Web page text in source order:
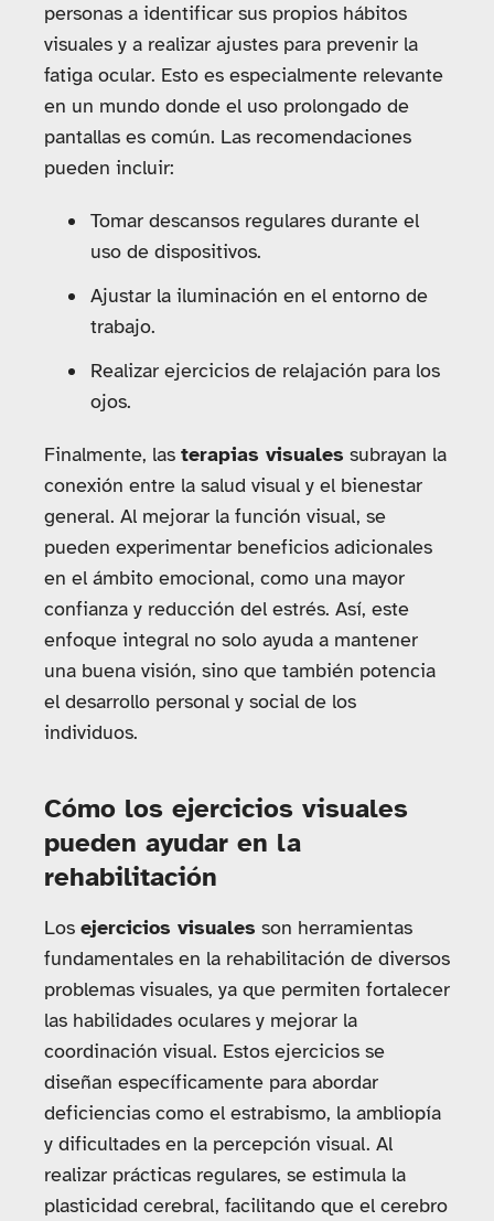
personas a identificar sus propios hábitos
visuales y a realizar ajustes para prevenir la
fatiga ocular. Esto es especialmente relevante
en un mundo donde el uso prolongado de
pantallas es común. Las recomendaciones
pueden incluir:
Tomar descansos regulares durante el
uso de dispositivos.
Ajustar la iluminación en el entorno de
trabajo.
Realizar ejercicios de relajación para los
ojos.
Finalmente, las terapias visuales subrayan la
conexión entre la salud visual y el bienestar
general. Al mejorar la función visual, se
pueden experimentar beneficios adicionales
en el ámbito emocional, como una mayor
confianza y reducción del estrés. Así, este
enfoque integral no solo ayuda a mantener
una buena visión, sino que también potencia
el desarrollo personal y social de los
individuos.
Cómo los ejercicios visuales
pueden ayudar en la
rehabilitación
Los ejercicios visuales son herramientas
fundamentales en la rehabilitación de diversos
problemas visuales, ya que permiten fortalecer
las habilidades oculares y mejorar la
coordinación visual. Estos ejercicios se
diseñan específicamente para abordar
deficiencias como el estrabismo, la ambliopía
y dificultades en la percepción visual. Al
realizar prácticas regulares, se estimula la
plasticidad cerebral, facilitando que el cerebro